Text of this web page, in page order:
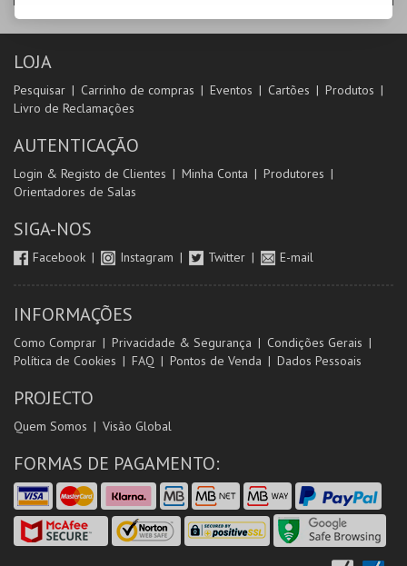
LOJA
Pesquisar Carrinho de compras Eventos Cartões
Produtos
Livro de Reclamações
AUTENTICAÇÃO
Login & Registo de Clientes Minha Conta
Produtores
Orientadores de Salas
SIGA-NOS
Facebook Instagram Twitter E-mail
INFORMAÇÕES
Como Comprar Privacidade & Segurança
Condições Gerais
Política de Cookies
FAQ Pontos de Venda Dados Pessoais
PROJECTO
Quem Somos Visão Global
FORMAS DE PAGAMENTO: